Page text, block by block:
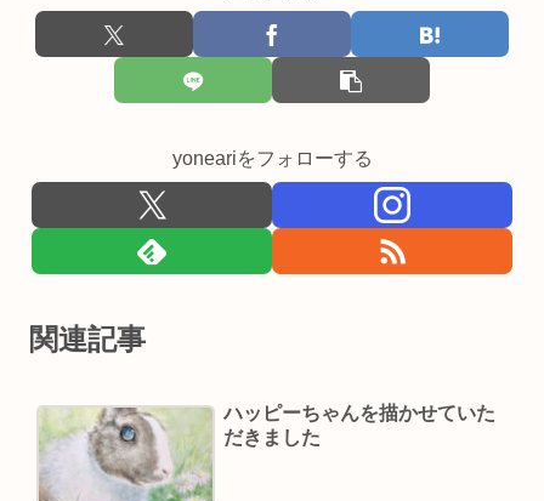
yoneariをフォローする
関連記事
ハッピーちゃんを描かせていた
だきました